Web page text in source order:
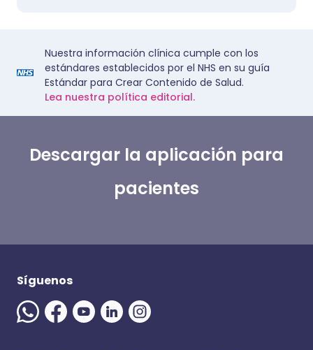
Nuestra información clínica cumple con los
estándares establecidos por el NHS en su guía
Estándar para Crear Contenido de Salud.
Lea nuestra política editorial.
Descargar la aplicación para
pacientes
Síguenos